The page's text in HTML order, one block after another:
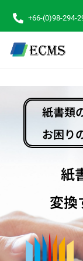
+66-(0)98-294-
紙書類
お困り
紙
変換